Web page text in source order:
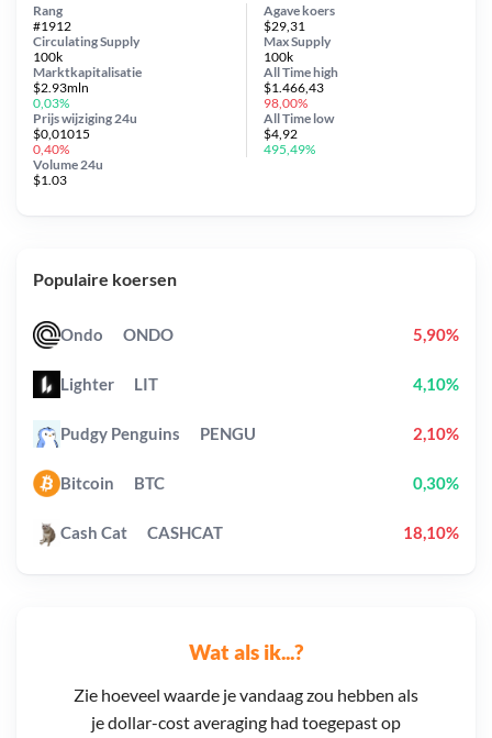
Wat als ik...?
Zie hoeveel waarde je vandaag zou hebben als
je dollar-cost averaging had toegepast op
Agave koers
$29,31
Circulating Supply
100k
Prijs wijziging 24u
$0,01015
0,40%
Max Supply
100k
Marktkapitalisatie
$2.93mln
0,03%
Volume 24u
$1.03
Rang
#1912
All Timehigh
$1.466,43
98,00%
All Time low
$4,92
495,49%
Populaire koersen
Ondo ONDO 5,90%
Lighter LIT 4,10%
Pudgy Penguins PENGU 2,10%
Bitcoin BTC 0,30%
Cash Cat CASHCAT 18,10%